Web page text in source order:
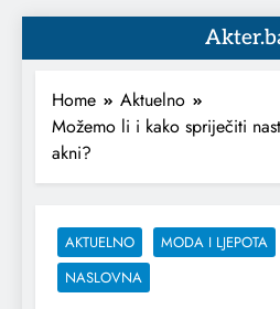
Home
Aktuelno
Možemo li i kako spriječiti
akni?
AKTUELNO MODA I LJEPOTA
NASLOVNA